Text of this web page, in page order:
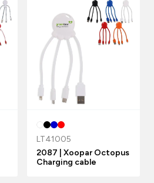
LT41005
2087 | Xoopar Octopus
Charging cable